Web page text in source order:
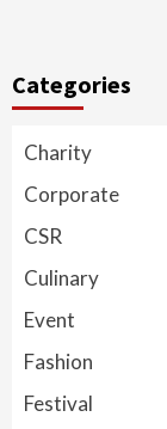
Categories
Charity
Corporate
CSR
Culinary
Event
Fashion
Festival